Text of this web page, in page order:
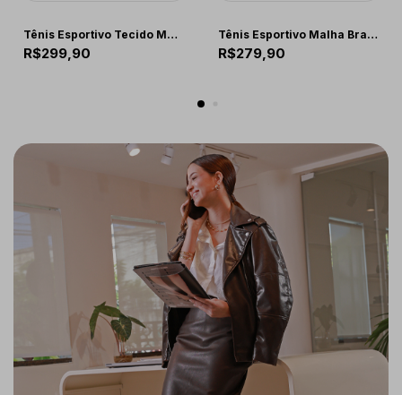
Tênis Esportivo Tecido Macio Branco e Caramelo
R$299,90
Tênis Esportivo Malha Branco
R$279,90